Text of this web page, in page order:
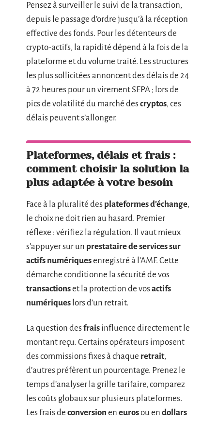
Pensez à surveiller le suivi de la transaction,
depuis le passage d’ordre jusqu’à la réception
effective des fonds. Pour les détenteurs de
crypto-actifs, la rapidité dépend à la fois de la
plateforme et du volume traité. Les structures
les plus sollicitées annoncent des délais de 24
à 72 heures pour un virement SEPA ; lors de
pics de volatilité du marché descryptos, ces
délais peuvent s’allonger.
Plateformes, délais et frais :
comment choisir la solution la
plus adaptée à votre besoin
Face à la pluralité des plateformes d’échange,
le choix ne doit rien au hasard. Premier
réflexe : vérifiez la régulation. Il vaut mieux
s’appuyer sur un prestataire de services sur
actifs numériquesenregistré à l’AMF. Cette
démarche conditionne la sécurité de vos
transactionset la protection de vosactifs
numériques lors d’un retrait.
La question desfrais influence directement le
montant reçu. Certains opérateurs imposent
des commissions fixes à chaque retrait,
d’autres préfèrent un pourcentage. Prenez le
temps d’analyser la grille tarifaire, comparez
les coûts globaux sur plusieurs plateformes.
Les frais de conversion en eurosou en dollars